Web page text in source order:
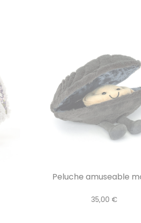
Peluche amuseable
35,00 €